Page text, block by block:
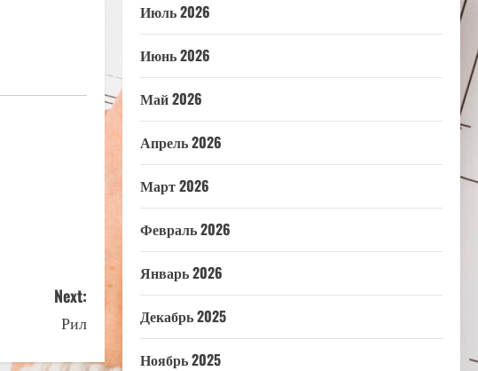
Next:
Рил
Июль 2026
Июнь 2026
Май 2026
Апрель 2026
Март 2026
Февраль 2026
Январь 2026
Декабрь 2025
Ноябрь 2025